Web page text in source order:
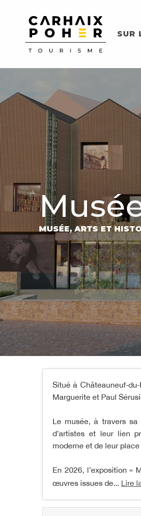
principal
SUR
MUSÉE, ARTS ET
Situé à
Marguerite et Paul
Le musée, à travers
d’artistes et leur lien
moderne et de leur place
En 2026, l’exposition «
œuvres issues de... Lire